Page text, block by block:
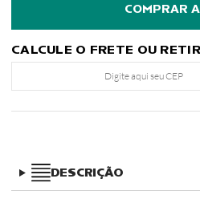
CALCULE O FRETE OU
DESCRIÇÃO